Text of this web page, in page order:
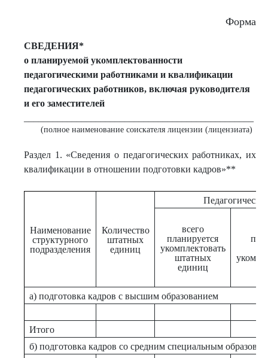
Форма
СВЕДЕНИЯ*
о планируемой укомплектованности
педагогическими работниками и квалификации
педагогических работников, включая руководителя
и его заместителей
(полное наименование соискателя лицензии (лицензиата)
Раздел 1. «Сведения о педагогических работниках, их
квалификации в отношении подготовки кадров»**
Наименование
структурного
подразделения
Количество
штатных
единиц
всего
планируется
укомплектовать
штатных
единиц
а) подготовка кадров с высшим образованием
Итого
б) подготовка кадров со средним специальным